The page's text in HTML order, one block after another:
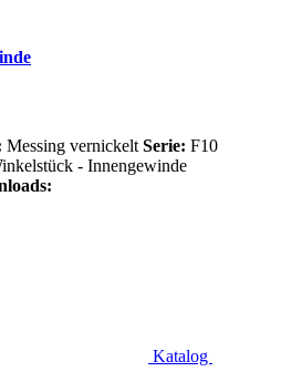
Messing vernickelt Serie: F10
- Innengewinde
Katalog